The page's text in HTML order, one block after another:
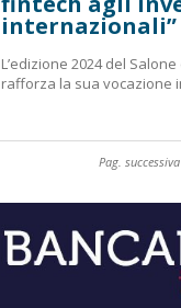
internazionali”
L’edizione 2024 del
rafforza la sua vocazione
Pag. successiva